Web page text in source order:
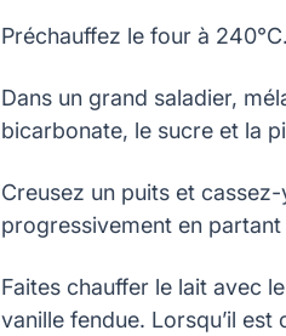
Préchauffez le four à 240°C.
Dans un grand saladier,
bicarbonate, le sucre et la
Creusez un puits et
progressivement en
Faites chauffer le lait avec
vanille fendue. Lorsqu’il